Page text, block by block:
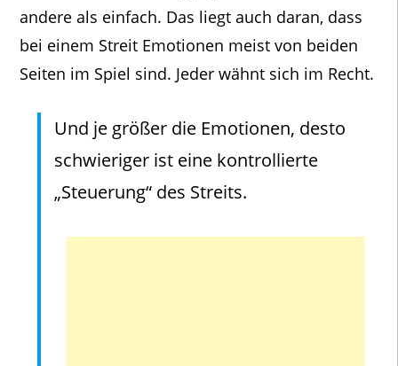
andere als einfach. Das liegt auch daran, dass
bei einem Streit Emotionen meist von beiden
Seiten im Spiel sind. Jeder wähnt sich im Recht.
Und je größer die Emotionen, desto
schwieriger ist eine kontrollierte
„Steuerung“ des Streits.